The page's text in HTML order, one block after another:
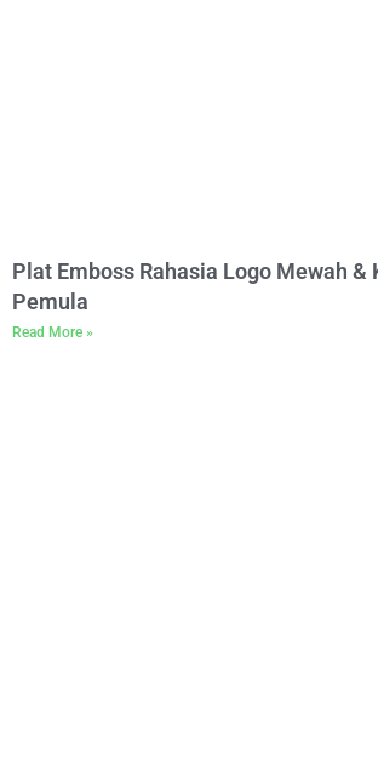
Plat Emboss Rahasia Logo Mewah &
Pemula
Read More »